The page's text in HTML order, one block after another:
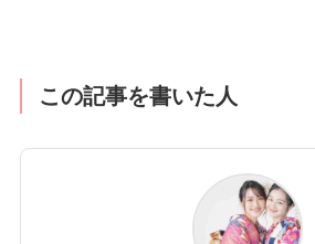
この記事を書いた人